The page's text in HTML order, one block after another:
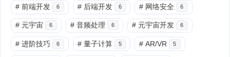
# 前端开发 6 # 后端开发 6 # 网络安全 6
# 元宇宙 6 # 音频处理 6 # 元宇宙开发 6
# 进阶技巧 6 # 量子计算 5 # AR/VR 5